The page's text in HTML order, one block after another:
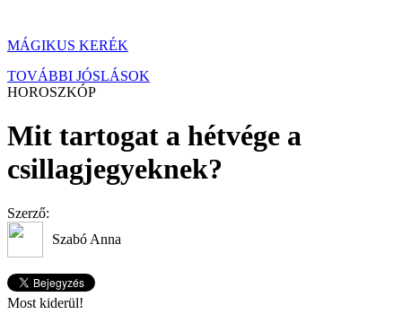
MÁGIKUS KERÉK
TOVÁBBI JÓSLÁSOK
HOROSZKÓP
Mit tartogat a hétvége a
csillagjegyeknek?
Szerző:
Szabó Anna
Most kiderül!